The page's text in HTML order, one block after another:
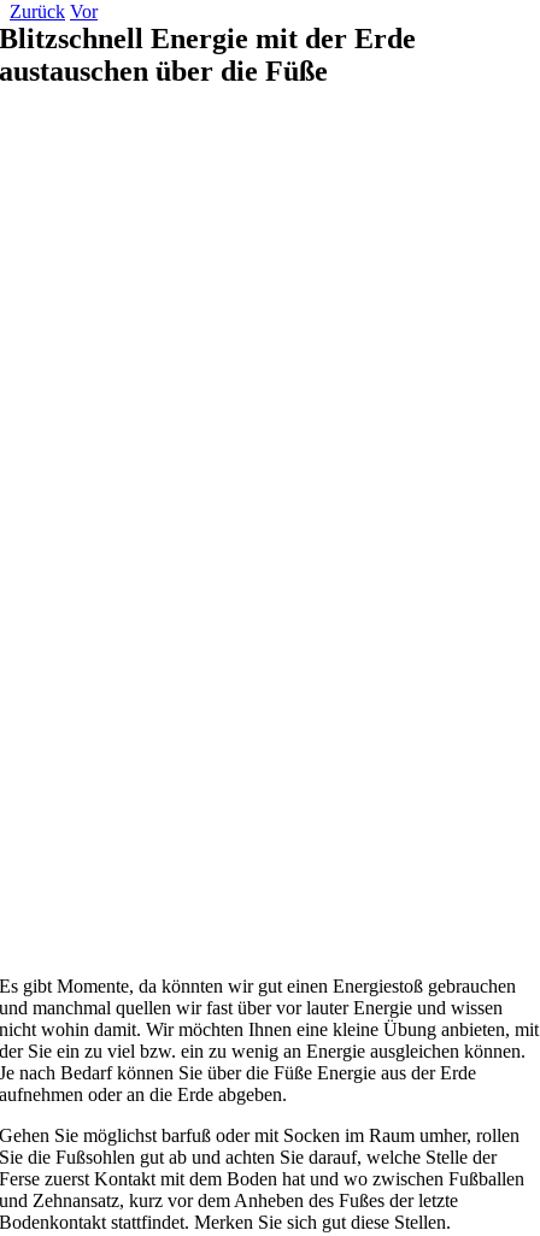
Zurück Vor
Blitzschnell Energie mit der Erde
austauschen über die Füße
Es gibt Momente, da könnten wir gut einen Energiestoß gebrauchen
und manchmal quellen wir fast über vor lauter Energie und wissen
nicht wohin damit. Wir möchten Ihnen eine kleine Übung anbieten, mit
der Sie ein zu viel bzw. ein zu wenig an Energie ausgleichen können.
Je nach Bedarf können Sie über die Füße Energie aus der Erde
aufnehmen oder an die Erde abgeben.
Gehen Sie möglichst barfuß oder mit Socken im Raum umher, rollen
Sie die Fußsohlen gut ab und achten Sie darauf, welche Stelle der
Ferse zuerst Kontakt mit dem Boden hat und wo zwischen Fußballen
und Zehnansatz, kurz vor dem Anheben des Fußes der letzte
Bodenkontakt stattfindet. Merken Sie sich gut diese Stellen.